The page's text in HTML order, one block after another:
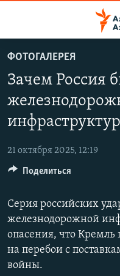
основному
содержанию
навигации
Вернутся
поиску
КАЗАХСТАН
УЗБЕКИСТАН
ТАДЖИКИСТАН
НОВОСТИ
ВОЙНА В УКРАИНЕ
НА ДРУГИХ ЯЗЫКАХ
ҚАЗАҚША
КЫРГЫЗЧА
ТОҶИКӢ
TÜRKMENÇE
ПОДПИШИТЕСЬ НА НАС В
Все сайты РСЕ/РС
ФОТОГАЛЕРЕЯ
Зачем Россия
21 октября 2025, 12:19
Серия российских
железнодорожной
опасения, что
на перебои с
войны.
Поделиться